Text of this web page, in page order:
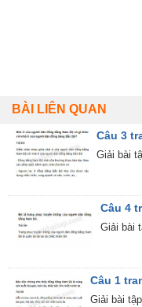
BÀI LIÊN QUAN
Câu 3
Giải bài
Câu 4
Giải bài
Câu 1
Giải bài